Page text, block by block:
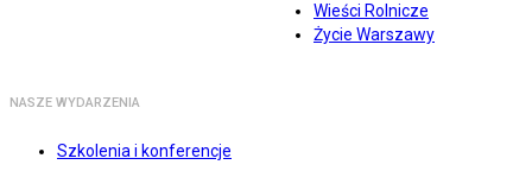
Wieści Rolnicze
Życie Warszawy
NASZE WYDARZENIA
Szkolenia i konferencje